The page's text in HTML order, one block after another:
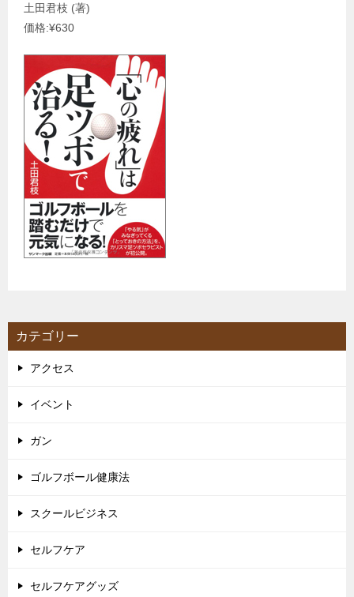
土田君枝 (著)
価格:¥630
カテゴリー
アクセス
イベント
ガン
ゴルフボール健康法
スクールビジネス
セルフケア
セルフケアグッズ